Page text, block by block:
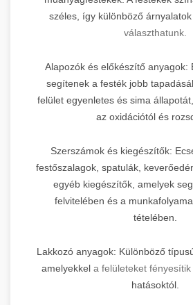
széles, így különböző
választhatunk.
Alapozók és előkészítő anyagok:
segítenek a festék jobb
felület egyenletes és sima
az oxidációtól és
Szerszámok és kiegészítők:
festőszalagok, spatulák,
egyéb kiegészítők, amelyek
felvitelében és a
tételében.
Lakkozó anyagok: Különböző
amelyekkel a felületeket fényesítik
hatásoktól.